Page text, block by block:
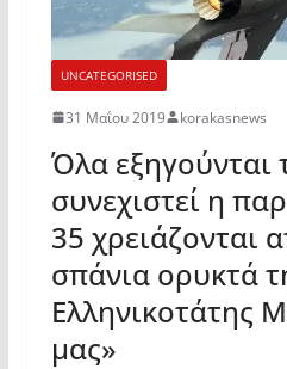
UNCATEGORISED
31 Μαΐου 2019 korakasnews
Όλα εξηγούνται
συνεχιστεί η
35 χρειάζονται
σπάνια ορυκτά
Ελληνικοτάτης
μας»